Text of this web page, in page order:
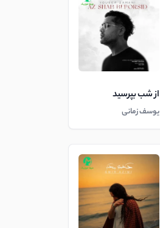
از شب بپرسید
یوسف زمانی